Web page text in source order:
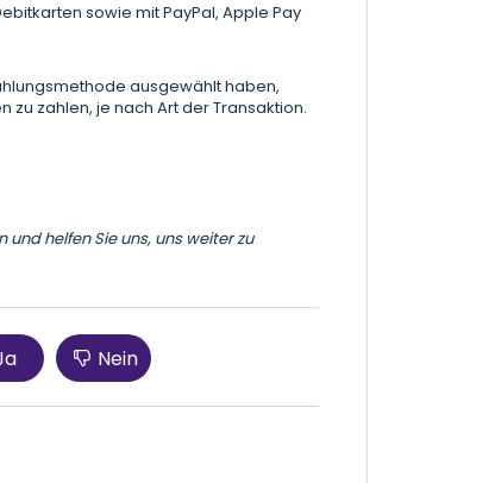
sowie mit PayPal, Apple Pay
ausgewählt haben,
zu zahlen, je nach Art der Transaktion.
helfen Sie uns, uns weiter zu
Nein